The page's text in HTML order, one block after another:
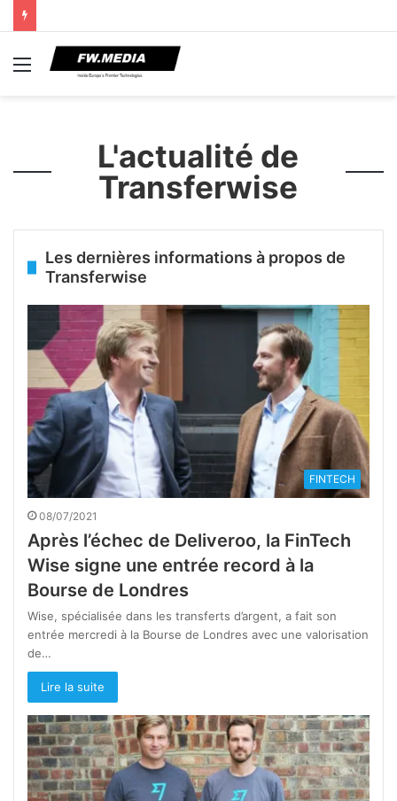
Menu
L'actualité de
Transferwise
Les dernières informations à propos de
Transferwise
FINTECH
08/07/2021
Après l’échec de Deliveroo, la FinTech
Wise signe une entrée record à la
Bourse de Londres
Wise, spécialisée dans les transferts d’argent, a fait son
entrée mercredi à la Bourse de Londres avec une valorisation
de…
Lire la suite